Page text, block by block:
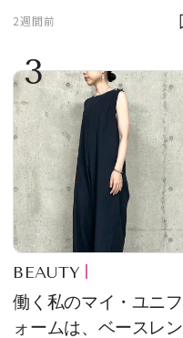
2週間前
3
BEAUTY
働く私のマイ・ユニフ
ォームは、ベースレン